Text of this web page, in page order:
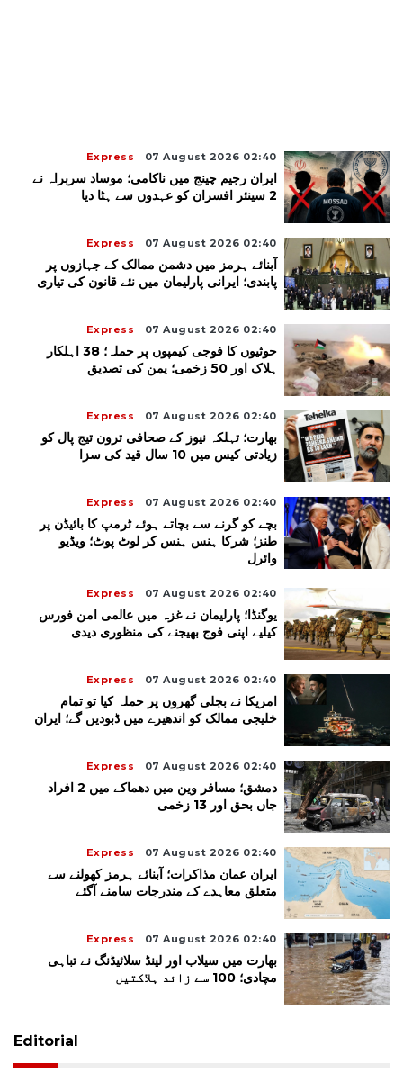
Express 07 August 2026 02:40
ایران رجیم چینج میں ناکامی؛ موساد سربراہ نے
2 سینئر افسران کو عہدوں سے ہٹا دیا
Express 07 August 2026 02:40
آبنائے ہرمز میں دشمن ممالک کے جہازوں پر
پابندی؛ ایرانی پارلیمان میں نئے قانون کی تیاری
Express 07 August 2026 02:40
حوثیوں کا فوجی کیمپوں پر حملہ؛ 38 اہلکار
ہلاک اور 50 زخمی؛ یمن کی تصدیق
Express 07 August 2026 02:40
بھارت؛ تہلکہ نیوز کے صحافی ترون تیج پال کو
زیادتی کیس میں 10 سال قید کی سزا
Express 07 August 2026 02:40
بچے کو گرنے سے بچاتے ہوئے ٹرمپ کا بائیڈن پر
طنز؛ شرکا ہنس ہنس کر لوٹ پوٹ؛ ویڈیو
وائرل
Express 07 August 2026 02:40
یوگنڈا؛ پارلیمان نے غزہ میں عالمی امن فورس
کیلیے اپنی فوج بھیجنے کی منظوری دیدی
Express 07 August 2026 02:40
امریکا نے بجلی گھروں پر حملہ کیا تو تمام
خلیجی ممالک کو اندھیرے میں ڈبودیں گے؛ ایران
Express 07 August 2026 02:40
دمشق؛ مسافر وین میں دھماکے میں 2 افراد
جاں بحق اور 13 زخمی
Express 07 August 2026 02:40
ایران عمان مذاکرات؛ آبنائے ہرمز کھولنے سے
متعلق معاہدے کے مندرجات سامنے آگئے
Express 07 August 2026 02:40
بھارت میں سیلاب اور لینڈ سلائیڈنگ نے تباہی
مچادی؛ 100 سے زائد ہلاکتیں
Editorial